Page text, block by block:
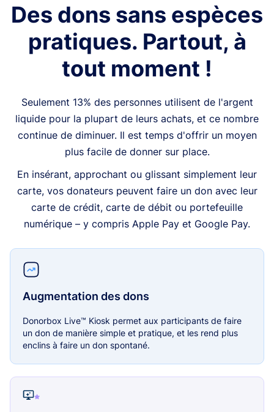
Des dons sans espèces
pratiques. Partout, à
tout moment !
Seulement 13% des personnes utilisent de l'argent
liquide pour la plupart de leurs achats, et ce nombre
continue de diminuer. Il est temps d'offrir un moyen
plus facile de donner sur place.
En insérant, approchant ou glissant simplement leur
carte, vos donateurs peuvent faire un don avec leur
carte de crédit, carte de débit ou portefeuille
numérique – y compris Apple Pay et Google Pay.
Augmentation des dons
Donorbox Live™ Kiosk permet aux participants de faire
un don de manière simple et pratique, et les rend plus
enclins à faire un don spontané.